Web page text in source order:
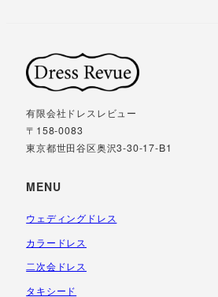
有限会社ドレスレビュー
〒158-0083
東京都世田谷区奥沢3-30-17-B1
MENU
ウェディングドレス
カラードレス
二次会ドレス
タキシード